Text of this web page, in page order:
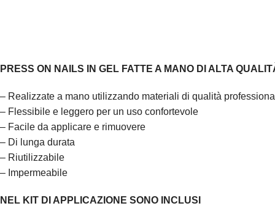
PRESS ON NAILS IN GEL FATTE A MANO DI ALTA
– Realizzate a mano utilizzando materiali di qualità
– Flessibile e leggero per un uso confortevole
– Facile da applicare e rimuovere
– Di lunga durata
– Riutilizzabile
– Impermeabile
NEL KIT DI APPLICAZIONE SONO INCLUSI